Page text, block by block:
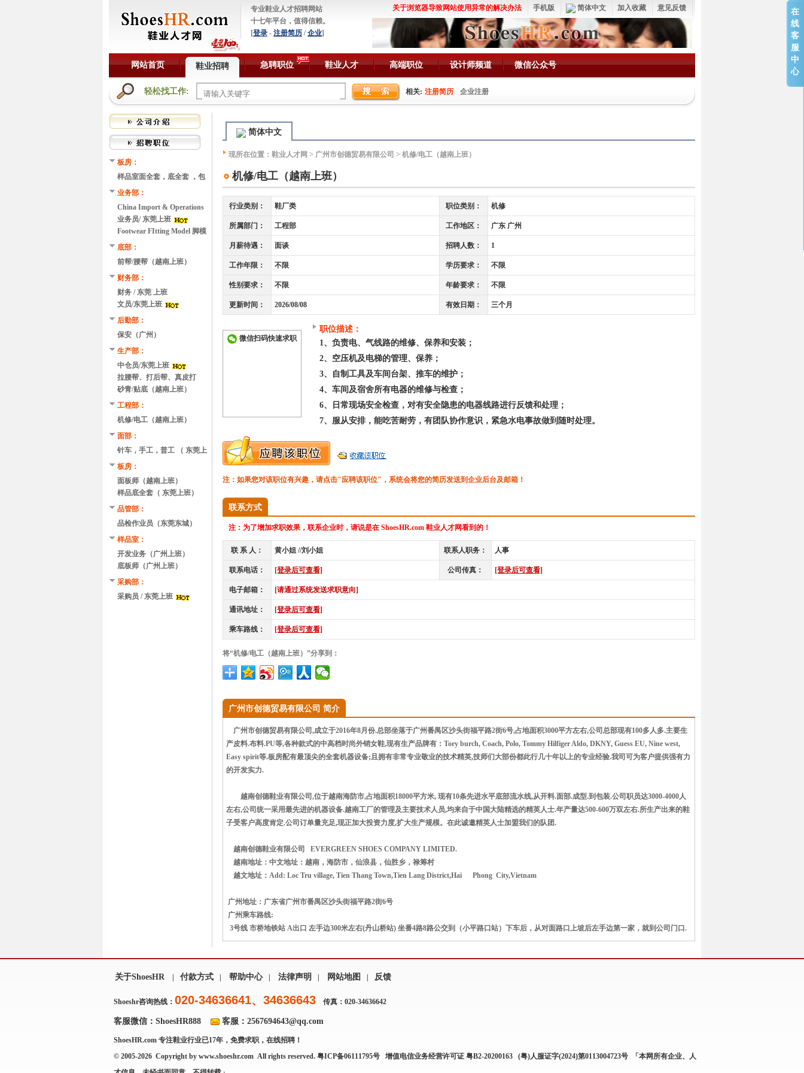
专业鞋业人才招聘网站
十七年平台，值得信赖。
[登录 - 注册简历 /企业]
意见反馈
加入收藏
简体中文
手机版
关于浏览器导致网站使用异常的解决办法
网站首页 鞋业招聘 急聘职位 鞋业人才 高端职位 设计师频道 微信公众号
轻松找工作: 相关: 注册简历 企业注册
简体中文
现所在位置： 鞋业人才网 > 广州市创德贸易有限公司 > 机修/电工（越南上班）
机修/电工（越南上班）
行业类别： 鞋厂类 职位类别： 机修
所属部门： 工程部 工作地区： 广东 广州
月薪待遇： 面谈 招聘人数： 1
工作年限： 不限 学历要求： 不限
性别要求： 不限 年龄要求： 不限
更新时间： 2026/08/08 有效日期： 三个月
微信扫码快速求职
职位描述：
1、负责电、气线路的维修、保养和安装；
2、空压机及电梯的管理、保养；
3、自制工具及车间台架、推车的维护；
4、车间及宿舍所有电器的维修与检查；
6、日常现场安全检查，对有安全隐患的电器线路进行反馈和处理；
7、服从安排，能吃苦耐劳，有团队协作意识，紧急水电事故做到随时处理。
注：如果您对该职位有兴趣，请点击"应聘该职位"，系统会将您的简历发送到企业后台及邮箱！
联系方式
注： 为了增加求职效果，联系企业时，请说是在 ShoesHR.com 鞋业人才网看到的！
联 系 人： 黄小姐 //刘小姐 联系人职务： 人事
联系电话： [登录后可查看] 公司传真： [登录后可查看]
电子邮箱： [请通过系统发送求职意向]
通讯地址： [登录后可查看]
乘车路线： [登录后可查看]
将“机修/电工（越南上班）”分享到：
广州市创德贸易有限公司 简介
广州市创德贸易有限公司,成立于2016年8月份.总部坐落于广州番禺区沙头街福平路2街6号,占地面积3000平方左右,公司总部现有100多人多.主要生
产皮料.布料.PU等,各种款式的中高档时尚外销女鞋,现有生产品牌有：Tory burch, Coach, Polo, Tommy Hilfiger Aldo, DKNY, Guess EU, Nine west,
Easy spirit等.板房配有最顶尖的全套机器设备;且拥有非常专业敬业的技术精英,技师们大部份都此行几十年以上的专业经验.我司可为客户提供强有力
的开发实力.
越南创德鞋业有限公司,位于越南海防市,占地面积18000平方米, 现有10条先进水平底部流水线,从开料.面部.成型.到包装.公司职员达3000-4000人
左右,公司统一采用最先进的机器设备.越南工厂的管理及主要技术人员,均来自于中国大陆精选的精英人士.年产量达500-600万双左右.所生产出来的鞋
子受客户高度肯定.公司订单量充足,现正加大投资力度,扩大生产规模。在此诚邀精英人士加盟我们的队团.
越南创德鞋业有限公司 EVERGREEN SHOES COMPANY LIMITED.
越南地址：中文地址：越南，海防市，仙浪县，仙胜乡，禄筹村
越文地址：Add: Loc Tru village, Tien Thang Town,Tien Lang District,Hai Phong City,Vietnam
广州地址：广东省广州市番禺区沙头街福平路2街6号
广州乘车路线:
3号线 市桥地铁站 A出口 左手边300米左右(丹山桥站) 坐番4路8路公交到（小平路口站）下车后，从对面路口上坡后左手边第一家，就到公司门口.
板房：
样品室面全套，底全套 ，包
装，等 东莞上班
业务部：
China Import & Operations
Readiness Manager（东莞上
班）
业务员/ 东莞上班
Footwear FItting Model 脚模
（英国码UK5 或欧码EU38，
底部：
前帮/腰帮（越南上班）
财务部：
财务 / 东莞 上班
文员/东莞上班
后勤部：
保安（广州）
生产部：
中仓员/东莞上班
拉腰帮、打后帮、真皮打
磨、刷胶、贴底/越南
砂青/贴底（越南上班）
工程部：
机修/电工（越南上班）
面部：
针车，手工，普工 （ 东莞上
班）
板房：
面板师（越南上班）
样品底全套（ 东莞上班）
品管部：
品检作业员（东莞东城）
样品室：
开发业务（广州上班）
底板师（广州上班）
采购部：
采购员 / 东莞上班
在
线
客
服
中
心
关于ShoesHR 付款方式 帮助中心 法律声明 网站地图 反馈
Shoeshr咨询热线： 020-34636641、34636643 传真：020-34636642
客服微信：ShoesHR888 客服：2567694643@qq.com
ShoesHR.com 专注鞋业行业已17年，免费求职，在线招聘！
© 2005-2026 Copyright by www.shoeshr.com All rights reserved. 粤ICP备06111795号 增值电信业务经营许可证 粤B2-20200163 (粤)人服证字(2024)第0113004723号
「本网所有企业、人